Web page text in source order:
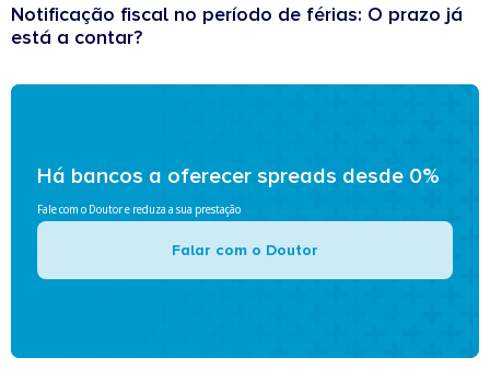
Notificação fiscal no período de férias: O prazo já
está a contar?
Há bancos a oferecer spreads desde 0%
Fale com o Doutor e reduza a sua prestação
Falar com o Doutor